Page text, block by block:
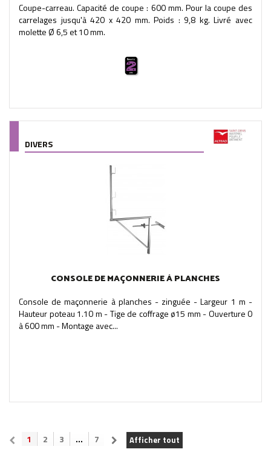
Coupe-carreau. Capacité de coupe : 600 mm. Pour la coupe des
carrelages jusqu'à 420 x 420 mm. Poids : 9,8 kg. Livré avec
molette Ø 6,5 et 10 mm.
DIVERS
CONSOLE DE MAÇONNERIE À PLANCHES
Console de maçonnerie à planches - zinguée - Largeur 1 m -
Hauteur poteau 1.10 m - Tige de coffrage ø15 mm - Ouverture 0
à 600 mm - Montage avec...
Afficher tout
1 2 3 ... 7